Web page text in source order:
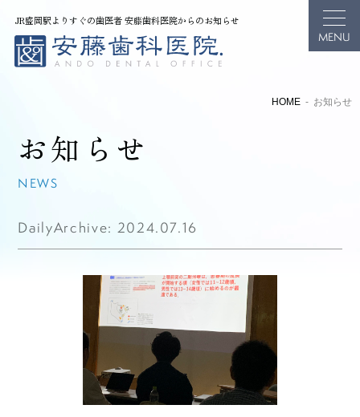
JR盛岡駅よりすぐの歯医者 安藤歯科医院からのお知らせ
HOME お知らせ
お知らせ
NEWS
DailyArchive: 2024.07.16